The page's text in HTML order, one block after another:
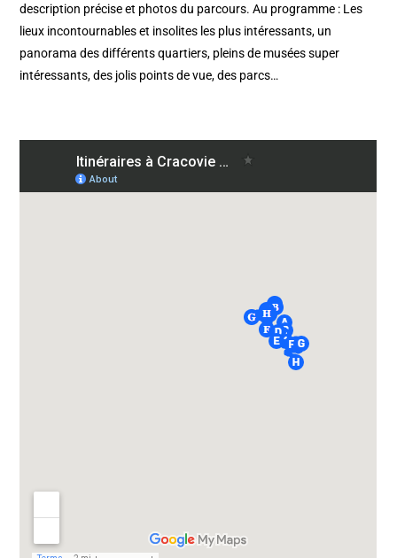
description précise et photos du parcours. Au programme : Les
lieux incontournables et insolites les plus intéressants, un
panorama des différents quartiers, pleins de musées super
intéressants, des jolis points de vue, des parcs…